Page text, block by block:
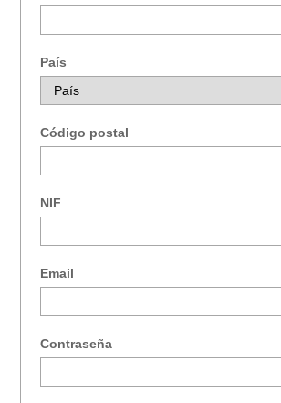
País
Código postal
NIF
Email
Contraseña